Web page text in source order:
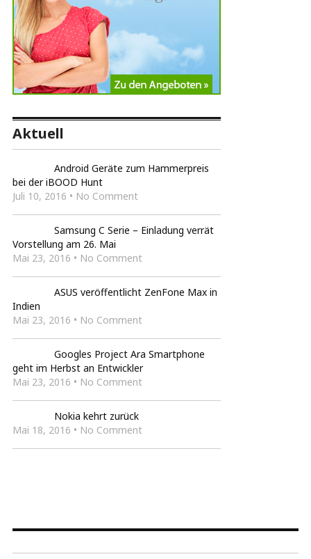
Aktuell
Android Geräte zum Hammerpreis
bei der iBOOD Hunt
Juli 10, 2016 • No Comment
Samsung C Serie – Einladung verrät
Vorstellung am 26. Mai
Mai 23, 2016 • No Comment
ASUS veröffentlicht ZenFone Max in
Indien
Mai 23, 2016 • No Comment
Googles Project Ara Smartphone
geht im Herbst an Entwickler
Mai 23, 2016 • No Comment
Nokia kehrt zurück
Mai 18, 2016 • No Comment